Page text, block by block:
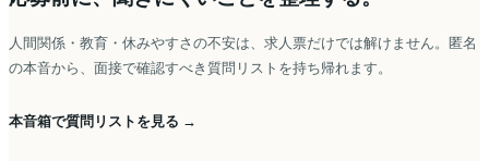
人間関係・教育・休みやすさの不安は、求人票だけでは解けません。匿名
の本音から、面接で確認すべき質問リストを持ち帰れます。
本音箱で質問リストを見る →